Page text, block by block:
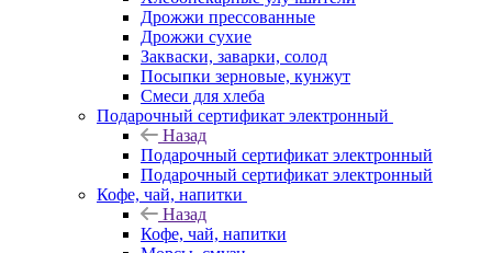
Дрожжи прессованные
Дрожжи сухие
Закваски, заварки, солод
Посыпки зерновые, кунжут
Смеси для хлеба
Подарочный сертификат электронный
Назад
Подарочный сертификат электронный
Подарочный сертификат электронный
Кофе, чай, напитки
Назад
Кофе, чай, напитки